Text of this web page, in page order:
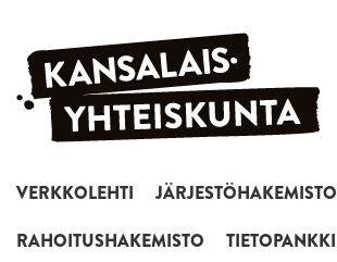
Siirry sisältöön
VERKKOLEHTI
JÄRJESTÖHAKEMISTO
RAHOITUSHAKEMISTO
TIETOPANKKI